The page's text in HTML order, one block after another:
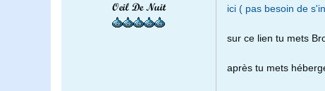
Oeil De Nuit ici ( pas besoin de
sur ce lien tu mets
après tu mets